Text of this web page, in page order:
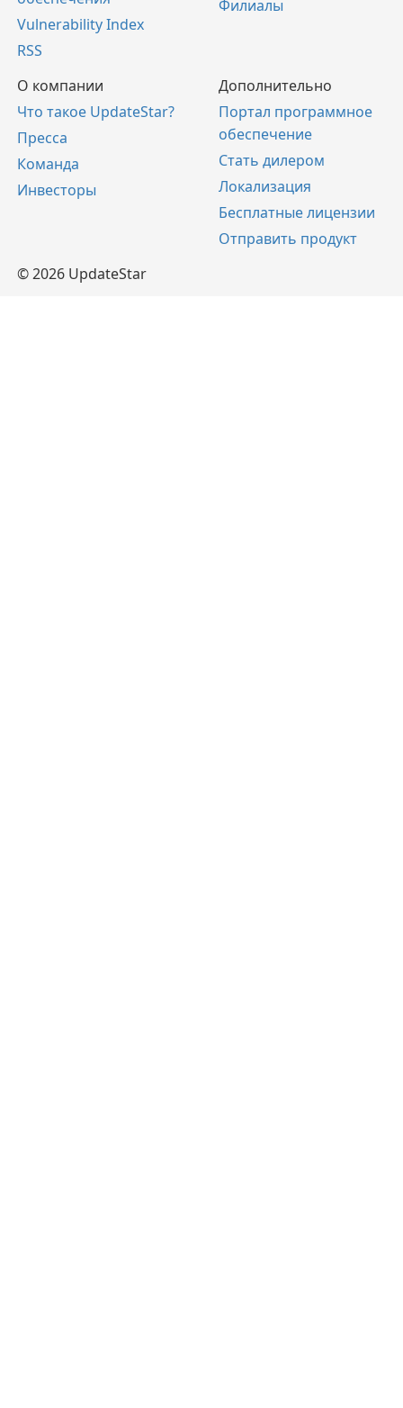
Vulnerability Index
RSS
Филиалы
О компании
Что такое UpdateStar?
Пресса
Команда
Инвесторы
Дополнительно
Портал программное
обеспечение
Стать дилером
Локализация
Бесплатные лицензии
Отправить продукт
© 2026 UpdateStar